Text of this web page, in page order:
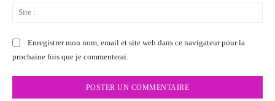
Enregistrer mon nom, email et site web dans ce navigateur pour la
prochaine fois que je commenterai.